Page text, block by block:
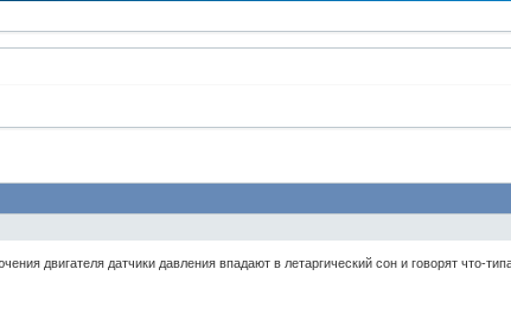
двигателя датчики давления впадают в летаргический сон и говорят что-